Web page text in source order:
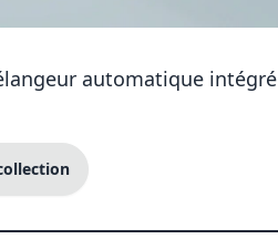
automatique intégré